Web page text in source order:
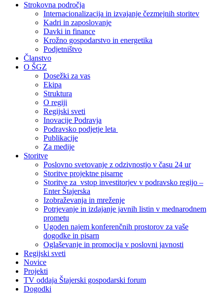
Strokovna področja
Internacionalizacija in izvajanje čezmejnih storitev
Kadri in zaposlovanje
Davki in finance
Krožno gospodarstvo in energetika
Podjetništvo
Članstvo
O ŠGZ
Dosežki za vas
Ekipa
Struktura
O regiji
Regijski sveti
Inovacije Podravja
Podravsko podjetje leta
Publikacije
Za medije
Storitve
Poslovno svetovanje z odzivnostjo v času 24 ur
Storitve projektne pisarne
Storitve za vstop investitorjev v podravsko regijo –
Enter Štajerska
Izobraževanja in mreženje
Potrjevanje in izdajanje javnih listin v mednarodnem
prometu
Ugoden najem konferenčnih prostorov za vaše
dogodke in pisarn
Oglaševanje in promocija v poslovni javnosti
Regijski sveti
Novice
Projekti
TV oddaja Štajerski gospodarski forum
Dogodki